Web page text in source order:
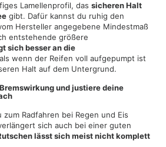
Lamellenprofil, das sicheren Halt
gibt. Dafür kannst du ruhig den
Hersteller angegebene Mindestmaß
entstehende größere
sich besser an die
wenn der Reifen voll aufgepumpt ist
Halt auf dem Untergrund.
und justiere deine
zum Radfahren bei Regen und Eis
sich auch bei einer guten
lässt sich meist nicht komplett